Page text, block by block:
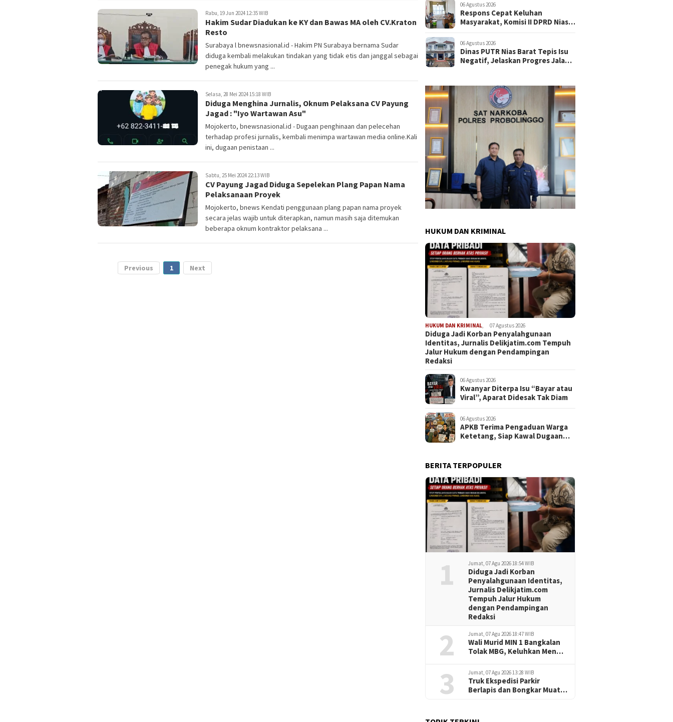
Rabu, 19 Jun 2024 12:35 WIB
Hakim Sudar Diadukan ke KY dan Bawas MA oleh CV.Kraton
Resto
Surabaya l bnewsnasional.id - Hakim PN Surabaya bernama Sudar
diduga kembali melakukan tindakan yang tidak etis dan janggal sebagai
penegak hukum yang ...
Selasa, 28 Mei 2024 15:18 WIB
Diduga Menghina Jurnalis, Oknum Pelaksana CV Payung
Jagad : "Iyo Wartawan Asu"
Mojokerto, bnewsnasional.id - Dugaan penghinaan dan pelecehan
terhadap profesi jurnalis, kembali menimpa wartawan media online.Kali
ini, dugaan penistaan ...
Sabtu, 25 Mei 2024 22:13 WIB
CV Payung Jagad Diduga Sepelekan Plang Papan Nama
Pelaksanaan Proyek
Mojokerto, bnews Kendati penggunaan plang papan nama proyek
secara jelas wajib untuk diterapkan, namun masih saja ditemukan
beberapa oknum kontraktor pelaksana ...
Previous 1 Next
06 Agustus 2026
Respons Cepat Keluhan
Masyarakat, Komisi II DPRD Nias
Pembangunan RSU Cerah Medika
.
06 Agustus 2026
Dinas PUTR Nias Barat Tepis Isu
Negatif, Jelaskan Progres Jalan
HUKUM DAN KRIMINAL
HUKUM DAN KRIMINAL, 07 Agustus 2026
Diduga Jadi Korban Penyalahgunaan
Identitas, Jurnalis Delikjatim.com Tempuh
Jalur Hukum dengan Pendampingan
Redaksi
06 Agustus 2026
Kwanyar Diterpa Isu “Bayar atau
Viral”, Aparat Didesak Tak Diam
06 Agustus 2026
APKB Terima Pengaduan Warga
Ketetang, Siap Kawal Dugaan
BERITA TERPOPULER
1 Jumat, 07 Agu 2026 18:54 WIB
Diduga Jadi Korban
Penyalahgunaan Identitas,
Jurnalis Delikjatim.com
Tempuh Jalur Hukum
dengan Pendampingan
Redaksi
2 Jumat, 07 Agu 2026 18:47 WIB
Wali Murid MIN 1 Bangkalan
Tolak MBG, Keluhkan Menu
Minim
3 Jumat, 07 Agu 2026 13:28 WIB
Truk Ekspedisi Parkir
Berlapis dan Bongkar Muat